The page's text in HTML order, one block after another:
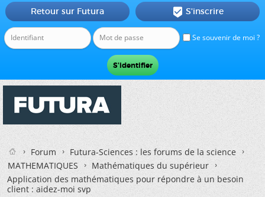
Se souvenir de moi ?
Retour sur Futura  S'inscrire
Forum
Futura-Sciences : les forums de la science
MATHEMATIQUES
Mathématiques du supérieur
Application des mathématiques pour répondre à un besoin
client : aidez-moi svp